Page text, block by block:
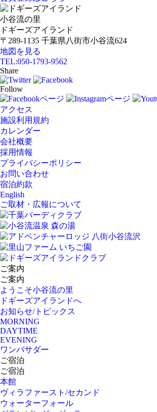
小谷流の里
ドギーズアイランド
〒289-1135 千葉県八街市小谷流624
地図を見る
TEL:050-1793-9562
Share
Follow
アクセス
施設利用規約
カレンダー
会社概要
採用情報
プライバシーポリシー
お問い合わせ
宿泊約款
English
ご取材・広報について
ご案内
ご案内
ようこそ小谷流の里
ドギーズアイランドへ
お知らせ/トピックス
MORNING
DAYTIME
EVENING
ワンバサダー
ご宿泊
ご宿泊
本館
ヴィラファースト/セカンド
ウォーターフォール